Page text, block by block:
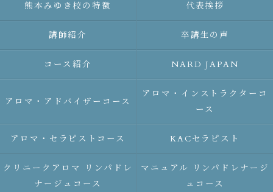
熊本みゆき校の特徴 代表挨拶
講師紹介 卒講生の声
コース紹介 NARD JAPAN
アロマ・アドバイザーコース
アロマ・インストラクターコ
ース
アロマ・セラピストコース KACセラピスト
クリニークアロマ リンパドレ
ナージュコース
マニュアル リンパドレナージ
ュコース